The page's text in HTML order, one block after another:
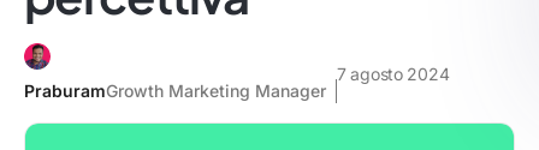
PraburamGrowth Marketing Manager
7 agosto 2024